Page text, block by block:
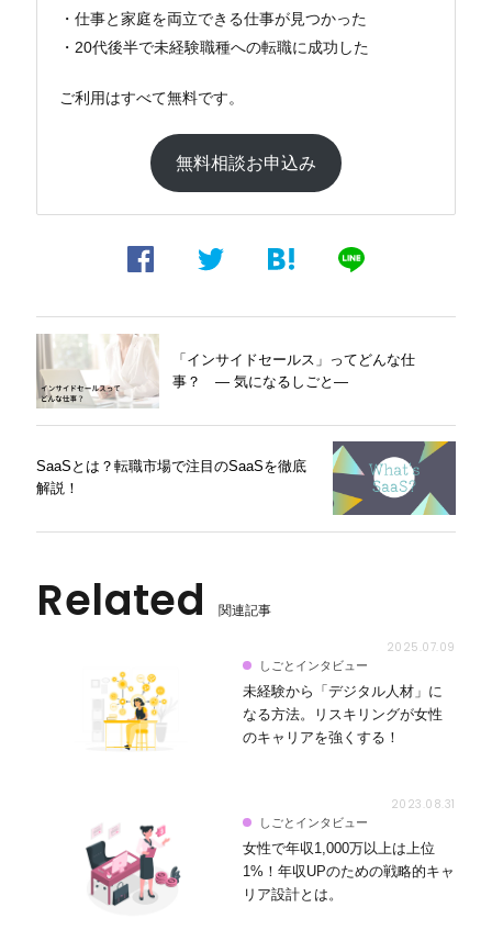
・仕事と家庭を両立できる仕事が見つかった
・20代後半で未経験職種への転職に成功した
ご利用はすべて無料です。
無料相談お申込み
「インサイドセールス」ってどんな仕
事？ ― 気になるしごと―
SaaSとは？転職市場で注目のSaaSを徹底
解説！
Related 関連記事
しごとインタビュー
2025.07.09
未経験から「デジタル人材」に
なる方法。リスキリングが女性
のキャリアを強くする！
しごとインタビュー
2023.08.31
女性で年収1,000万以上は上位
1%！年収UPのための戦略的キャ
リア設計とは。